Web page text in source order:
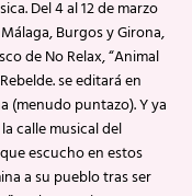
Del 4 al 12 de marzo
Burgos y Girona,
de No Relax, “Animal
se editará en
(menudo puntazo). Y ya
calle musical del
escucho en estos
a su pueblo tras ser